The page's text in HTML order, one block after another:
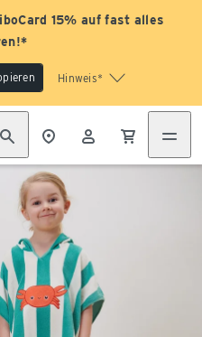
15% auf fast alles
Hinweis*